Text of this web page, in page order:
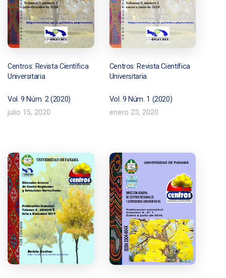
Centros: Revista Científica
Universitaria
Vol. 9 Núm. 2 (2020)
julio 15, 2020
Centros: Revista Científica
Universitaria
Vol. 9 Núm. 1 (2020)
enero 23, 2020